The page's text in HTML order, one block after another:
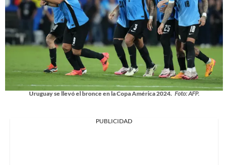
Uruguay se llevó el bronce en la Copa América 2024. Foto: AFP.
PUBLICIDAD